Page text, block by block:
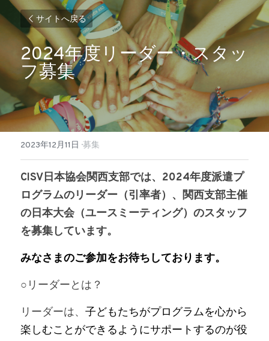
サイトへ戻る
2024年度リーダー・スタッ
フ募集
2023年12月11日 ·募集
CISV日本協会関西支部では、2024年度派遣プ
ログラムのリーダー（引率者）、関西支部主催
の日本大会（ユースミーティング）のスタッフ
を募集しています。
みなさまのご参加をお待ちしております。
○リーダーとは？
リーダーは、 子どもたちがプログラムを心から
楽しむことができるようにサポートするのが役